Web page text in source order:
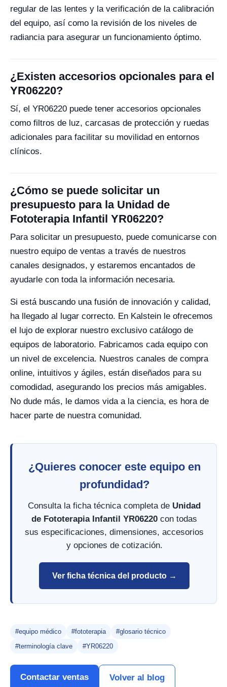
regular de las lentes y la verificación de la calibración
del equipo, así como la revisión de los niveles de
radiancia para asegurar un funcionamiento óptimo.
¿Existen accesorios opcionales para el
YR06220?
Sí, el YR06220 puede tener accesorios opcionales
como filtros de luz, carcasas de protección y ruedas
adicionales para facilitar su movilidad en entornos
clínicos.
¿Cómo se puede solicitar un
presupuesto para la Unidad de
Fototerapia Infantil YR06220?
Para solicitar un presupuesto, puede comunicarse con
nuestro equipo de ventas a través de nuestros
canales designados, y estaremos encantados de
ayudarle con toda la información necesaria.
Si está buscando una fusión de innovación y calidad,
ha llegado al lugar correcto. En Kalstein le ofrecemos
el lujo de explorar nuestro exclusivo catálogo de
equipos de laboratorio. Fabricamos cada equipo con
un nivel de excelencia. Nuestros canales de compra
online, intuitivos y ágiles, están diseñados para su
comodidad, asegurando los precios más amigables.
No dude más, le damos vida a la ciencia, es hora de
hacer parte de nuestra comunidad.
¿Quieres conocer este equipo en
profundidad?
Consulta la ficha técnica completa de Unidad
de Fototerapia Infantil YR06220 con todas
sus especificaciones, dimensiones, accesorios
y opciones de cotización.
Ver ficha técnica del producto →
#equipo médico #fototerapia
#glosario técnico
#terminología clave
#YR06220
Contactar ventas Volver al blog